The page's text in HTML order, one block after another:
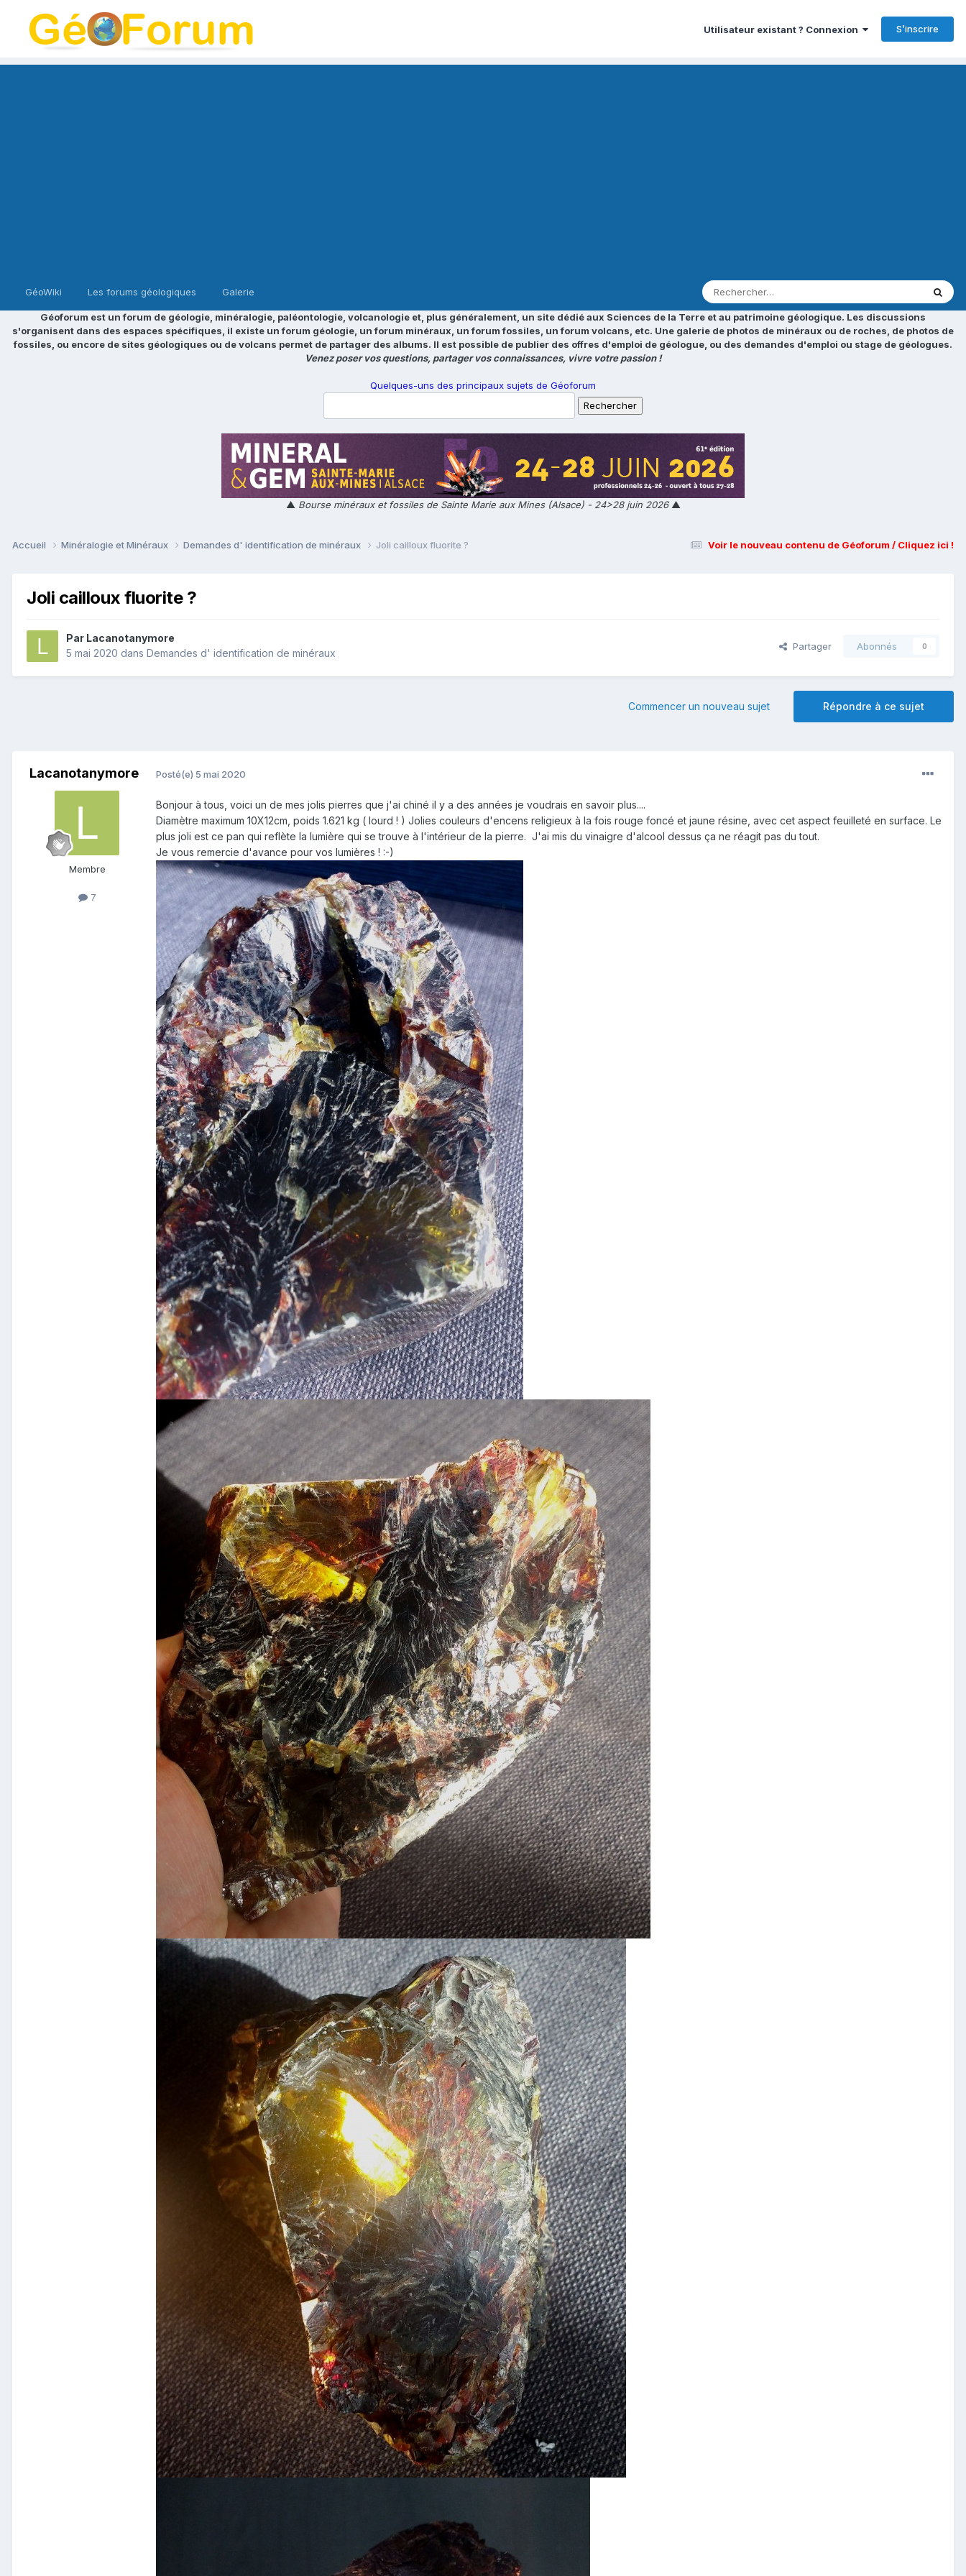
Utilisateur existant ? Connexion S’inscrire
GéoWiki Les forums géologiques Galerie
Géoforum est un forum de géologie, minéralogie, paléontologie, volcanologie et, plus généralement, un site dédié aux Sciences de la Terre et au patrimoine géologique. Les discussions
s'organisent dans des espaces spécifiques, il existe un forum géologie, un forum minéraux, un forum fossiles, un forum volcans, etc. Une galerie de photos de minéraux ou de roches, de photos de
fossiles, ou encore de sites géologiques ou de volcans permet de partager des albums. Il est possible de publier des offres d'emploi de géologue, ou des demandes d'emploi ou stage de géologues.
Venez poser vos questions, partager vos connaissances, vivre votre passion !
Quelques-uns des principaux sujets de Géoforum
▲ Bourse minéraux et fossiles de Sainte Marie aux Mines (Alsace) - 24>28 juin 2026▲
Voir le nouveau contenu de Géoforum / Cliquez ici !
Accueil Minéralogie et Minéraux Demandes d' identification de minéraux Joli cailloux fluorite ?
Joli cailloux fluorite ?
Par Lacanotanymore
5 mai 2020 dans Demandes d' identification de minéraux
Partager Abonnés 0
Répondre à ce sujet
Commencer un nouveau sujet
Lacanotanymore
Membre
7
Posté(e) 5 mai 2020
Bonjour à tous, voici un de mes jolis pierres que j'ai chiné il y a des années je voudrais en savoir plus....
Diamètre maximum 10X12cm, poids 1.621 kg ( lourd ! ) Jolies couleurs d'encens religieux à la fois rouge foncé et jaune résine, avec cet aspect feuilleté en surface. Le
plus joli est ce pan qui reflète la lumière qui se trouve à l'intérieur de la pierre. J'ai mis du vinaigre d'alcool dessus ça ne réagit pas du tout.
Je vous remercie d'avance pour vos lumières ! :-)